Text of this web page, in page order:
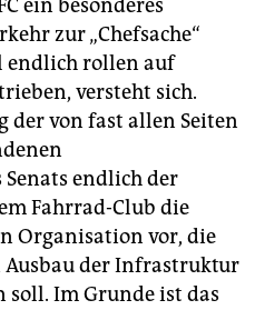
ein besonderes
zur „Chefsache“
endlich rollen auf
versteht sich.
der von fast allen Seiten
Senats endlich der
Fahrrad-Club die
Organisation vor, die
der Infrastruktur
Im Grunde ist das